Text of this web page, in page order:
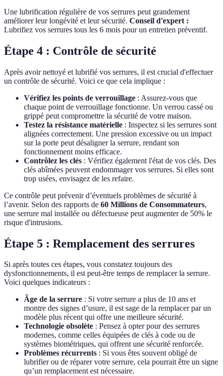
Une lubrification régulière de vos serrures peut grandement
améliorer leur longévité et leur sécurité. Conseil d'expert :
Lubrifiez vos serrures tous les 6 mois pour un entretien préventif.
Étape 4 : Contrôle de sécurité
Après avoir nettoyé et lubrifié vos serrures, il est crucial d'effectuer
un contrôle de sécurité. Voici ce que cela implique :
Vérifiez les points de verrouillage : Assurez-vous que
chaque point de verrouillage fonctionne. Un verrou cassé ou
grippé peut compromettre la sécurité de votre maison.
Testez la résistance matérielle : Inspectez si les serrures sont
alignées correctement. Une pression excessive ou un impact
sur la porte peut désaligner la serrure, rendant son
fonctionnement moins efficace.
Contrôlez les clés : Vérifiez également l'état de vos clés. Des
clés abîmées peuvent endommager vos serrures. Si elles sont
trop usées, envisagez de les refaire.
Ce contrôle peut prévenir d’éventuels problèmes de sécurité à
l’avenir. Selon des rapports de 60 Millions de Consommateurs,
une serrure mal installée ou défectueuse peut augmenter de 50% le
risque d'intrusions.
Étape 5 : Remplacement des serrures
Si après toutes ces étapes, vous constatez toujours des
dysfonctionnements, il est peut-être temps de remplacer la serrure.
Voici quelques indicateurs :
Âge de la serrure : Si votre serrure a plus de 10 ans et
montre des signes d’usure, il est sage de la remplacer par un
modèle plus récent qui offre une meilleure sécurité.
Technologie obsolète : Pensez à opter pour des serrures
modernes, comme celles équipées de clés à code ou de
systèmes biométriques, qui offrent une sécurité renforcée.
Problèmes récurrents : Si vous êtes souvent obligé de
lubrifier ou de réparer votre serrure, cela pourrait être un signe
qu’un remplacement est nécessaire.